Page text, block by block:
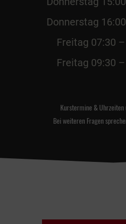
Donnerstag
Freitag 07:30
Freitag 09:30
Kurstermine &
Bei weiteren Fragen